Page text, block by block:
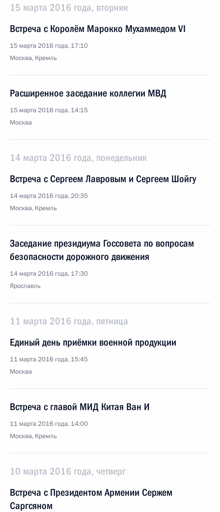
15 марта 2016 года, вторник
Встреча с Королём Марокко Мухаммедом VI
15 марта 2016 года, 17:10
Москва, Кремль
Расширенное заседание коллегии МВД
15 марта 2016 года, 14:15
Москва
14 марта 2016 года, понедельник
Встреча с Сергеем Лавровым и Сергеем Шойгу
14 марта 2016 года, 20:35
Москва, Кремль
Заседание президиума Госсовета по вопросам
безопасности дорожного движения
14 марта 2016 года, 17:30
Ярославль
11 марта 2016 года, пятница
Единый день приёмки военной продукции
11 марта 2016 года, 15:45
Москва
Встреча с главой МИД Китая Ван И
11 марта 2016 года, 14:00
Москва, Кремль
10 марта 2016 года, четверг
Встреча с Президентом Армении Сержем
Саргсяном